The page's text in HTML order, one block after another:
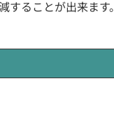
ることが出来ます。